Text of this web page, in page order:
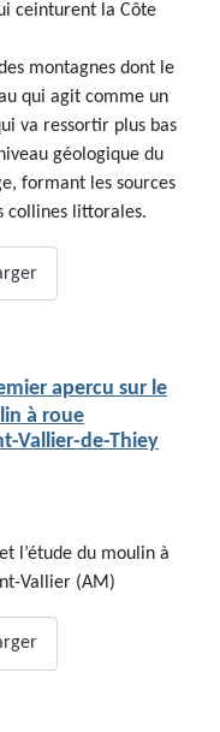
ceinturent la Côte
montagnes dont le
qui agit comme un
va ressortir plus bas
géologique du
formant les sources
collines littorales.
apercu sur le
à roue
Vallier-de-Thiey
l’étude du moulin à
Vallier (AM)